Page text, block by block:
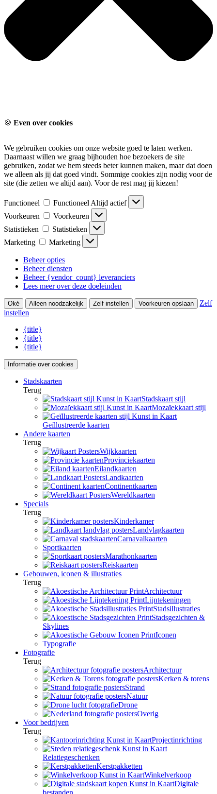
🍪 Even over cookies
We gebruiken cookies om onze website goed te laten werken.
Daarnaast willen we graag bijhouden hoe bezoekers de site
gebruiken, zodat we hem steeds beter kunnen maken, maar dat doen
we alleen als jij dat goed vindt. Sommige cookies zijn nodig voor de
site (die zetten we altijd aan). Voor de rest mag jij kiezen!
Functioneel Functioneel Altijd actief
Voorkeuren
Voorkeuren
Statistieken
Statistieken
Marketing
Marketing
Beheer opties
Beheer diensten
Beheer {vendor_count} leveranciers
Lees meer over deze doeleinden
Oké Alleen noodzakelijk Zelf instellen Voorkeuren opslaan
Zelf
instellen
{title}
{title}
{title}
Informatie over cookies
Stadskaarten
Terug
Stadskaart stijl
Mozaïekkaart stijl
Geïllustreerde kaarten
Andere kaarten
Terug
Wijkkaarten
Provinciekaarten
Eilandkaarten
Landkaarten
Continentkaarten
Wereldkaarten
Specials
Terug
Kinderkamer
Landvlagkaarten
Carnavalkaarten
Sportkaarten
Marathonkaarten
Reiskaarten
Gebouwen, iconen & illustraties
Terug
Architectuur
Lijntekeningen
Stadsillustraties
Stadsgezichten &
Skylines
Iconen
Typografie
Fotografie
Terug
Architectuur
Kerken & torens
Strand
Natuur
Drone
Overig
Voor bedrijven
Terug
Projectinrichting
Relatiegeschenken
Kerstpakketten
Winkelverkoop
Digitale